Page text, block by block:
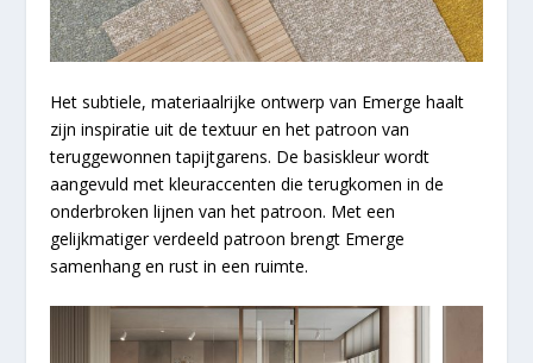
Het subtiele, materiaalrijke ontwerp van Emerge haalt
zijn inspiratie uit de textuur en het patroon van
teruggewonnen tapijtgarens. De basiskleur wordt
aangevuld met kleuraccenten die terugkomen in de
onderbroken lijnen van het patroon. Met een
gelijkmatiger verdeeld patroon brengt Emerge
samenhang en rust in een ruimte.